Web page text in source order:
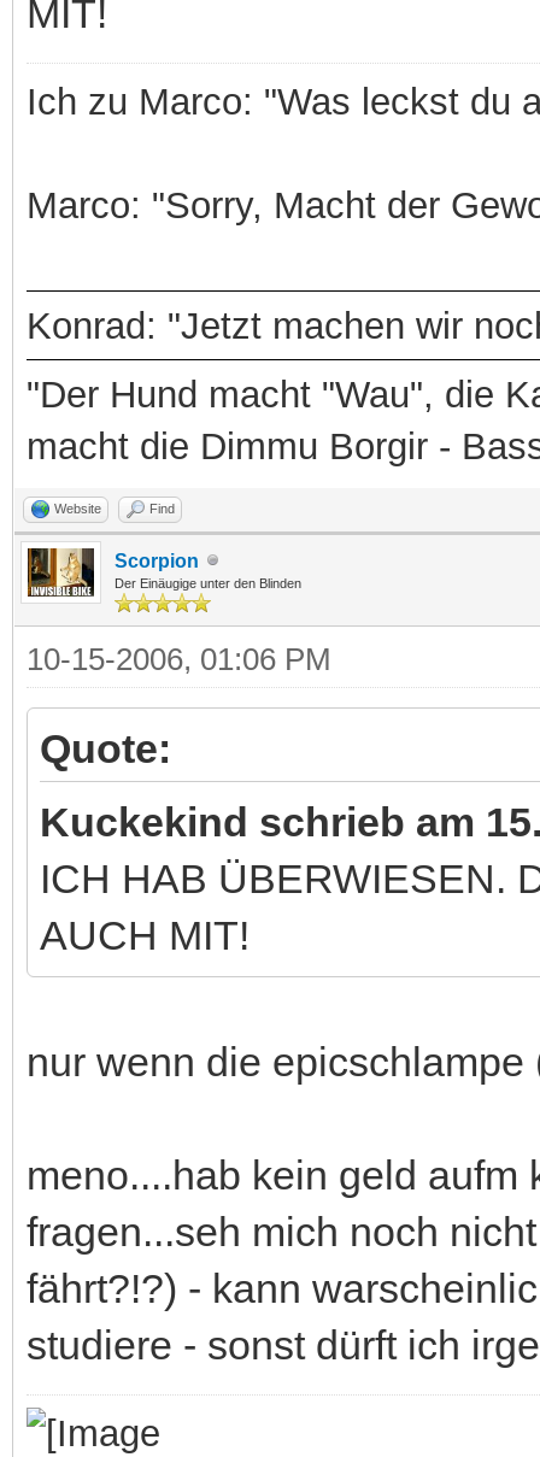
MIT!
Ich zu Marco: "Was leckst du
Marco: "Sorry, Macht der
Konrad: "Jetzt machen wir
"Der Hund macht "Wau", die
macht die Dimmu Borgir -
Website Find
Scorpion
Der Einäugige unter den Blinden
10-15-2006, 01:06 PM
Quote:
Kuckekind schrieb am
ICH HAB ÜBERWIESEN.
AUCH MIT!
nur wenn die epicschlampe
meno....hab kein geld aufm
fragen...seh mich noch
fährt?!?) - kann
studiere - sonst dürft ich